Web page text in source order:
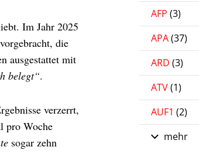
AFP (3)
APA(37)
ARD (3)
ATV(1)
AUF1 (2)
mehr
Im Jahr 2025
die
ausgestattet mit
belegt“.
verzerrt,
pro Woche
sogar zehn